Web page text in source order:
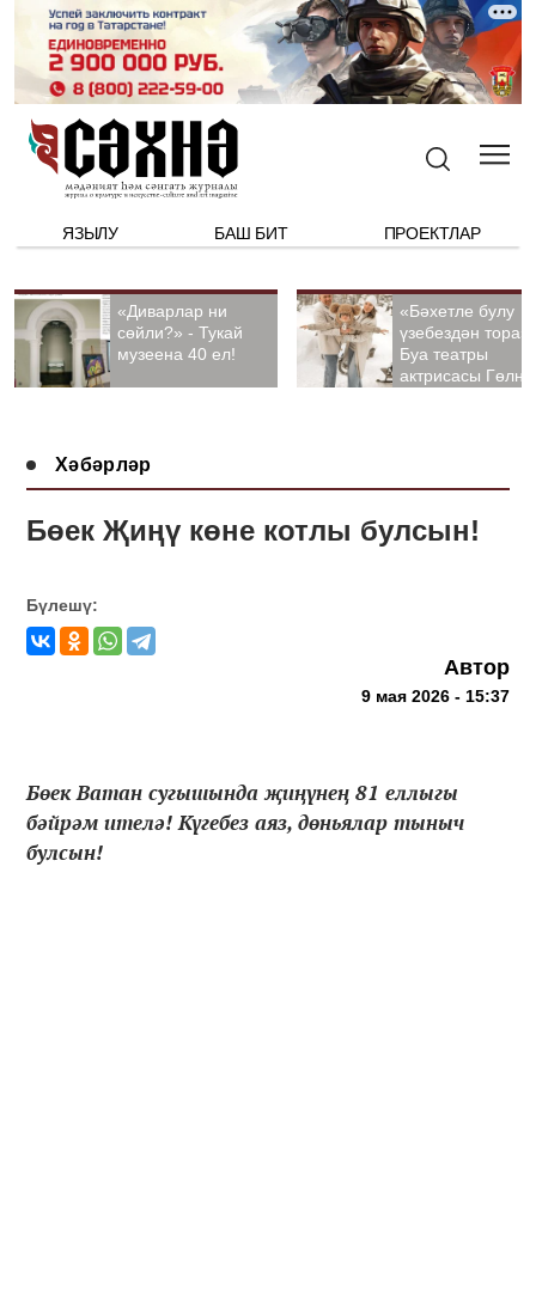
ЯЗЫЛУ БАШ БИТ ПРОЕКТЛАР
«Диварлар ни
сөйли?» - Тукай
музеена 40 ел!
«Бәхетле булу
үзебездән тора».
Буа театры
актрисасы
Хәбәрләр
Бөек Җиңү көне котлы булсын!
Бүлешү:
Автор
9 мая 2026 - 15:37
Бөек Ватан сугышында җиңүнең 81 еллыгы
бәйрәм ителә! Күгебез аяз, дөньялар тыныч
булсын!